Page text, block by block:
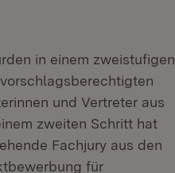
in einem zweistufigen
und Vertreter aus
zweiten Schritt hat
Fachjury aus den
für